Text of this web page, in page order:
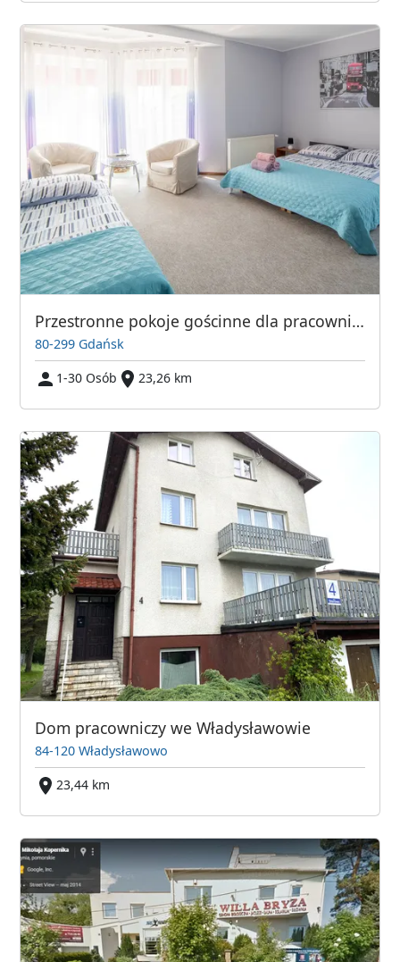
Przestronne pokoje gościnne dla pracowników firm - Gdańsk
80-299 Gdańsk
1-30 Osób
23,26 km
Dom pracowniczy we Władysławowie
84-120 Władysławowo
23,44 km